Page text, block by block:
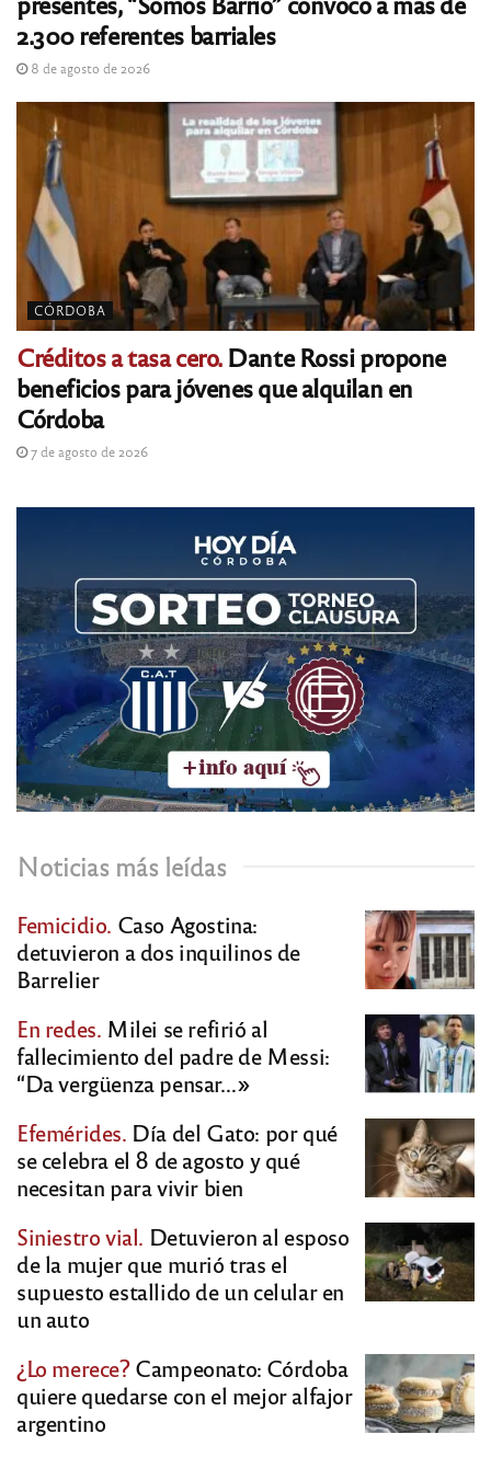
2.300 referentes barriales
8 de agosto de 2026
CÓRDOBA
Créditos a tasa cero.Dante Rossi propone
beneficios para jóvenes que alquilan en
Córdoba
7 de agosto de 2026
Noticias más leídas
Femicidio. Caso Agostina:
detuvieron a dos inquilinos de
Barrelier
En redes. Milei se refirió al
fallecimiento del padre de Messi:
“Da vergüenza pensar…»
Efemérides. Día del Gato: por qué
se celebra el 8 de agosto y qué
necesitan para vivir bien
Siniestro vial. Detuvieron al esposo
de la mujer que murió tras el
supuesto estallido de un celular en
un auto
¿Lo merece?Campeonato: Córdoba
quiere quedarse con el mejor alfajor
argentino